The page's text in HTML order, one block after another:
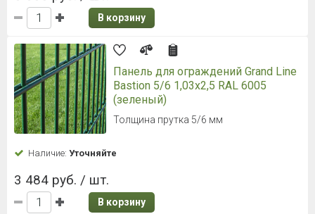
В корзину
Панель для ограждений Grand Line
Bastion 5/6 1,03x2,5 RAL 6005
(зеленый)
Толщина прутка 5/6 мм
Наличие: Уточняйте
3 484 руб. / шт.
В корзину